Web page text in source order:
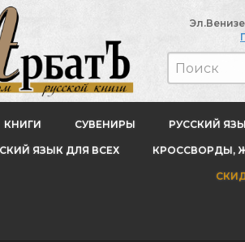
КНИГИ СУВЕНИРЫ РУССКИЙ
ЯЗЫК ДЛЯ ВСЕХ КРОССВОРДЫ,